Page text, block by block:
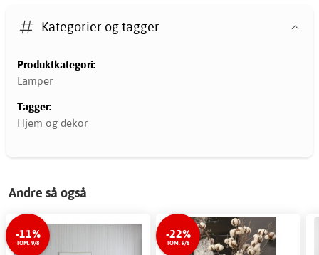
Kategorier og tagger
Produktkategori:
Lamper
Tagger:
Hjem og dekor
Andre så også
-11%
TOM. 9/8
-22%
TOM. 9/8